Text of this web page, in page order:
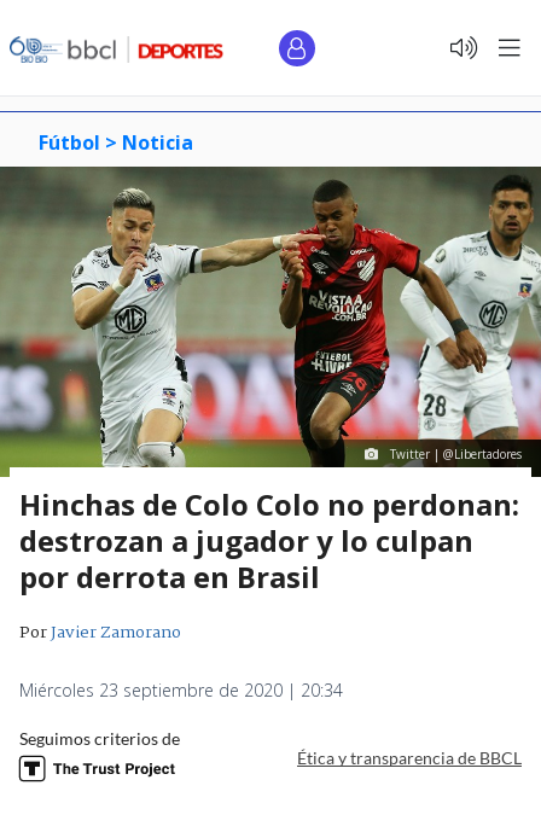
Fútbol > Noticia
Twitter | @Libertadores
Hinchas de Colo Colo no perdonan:
destrozan a jugador y lo culpan
por derrota en Brasil
PorJavier Zamorano
Miércoles 23 septiembre de 2020 | 20:34
Seguimos criterios de
Ética y transparencia de BBCL